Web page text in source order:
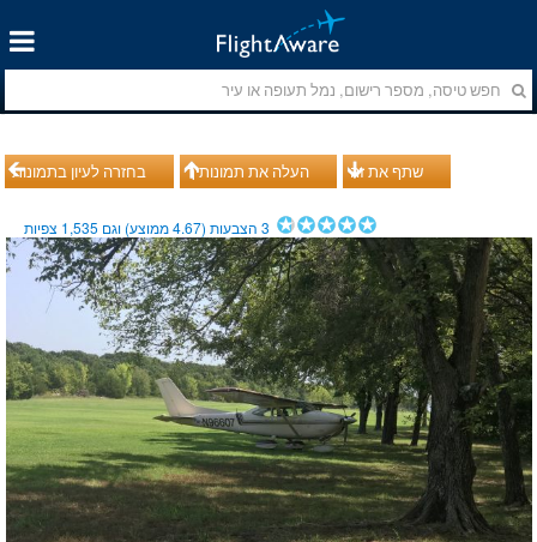
בחזרה לעיון בתמונות העלה את תמונותיך שתף את זה
3הצבעות (4.67ממוצע) וגם 1,535 צפיות